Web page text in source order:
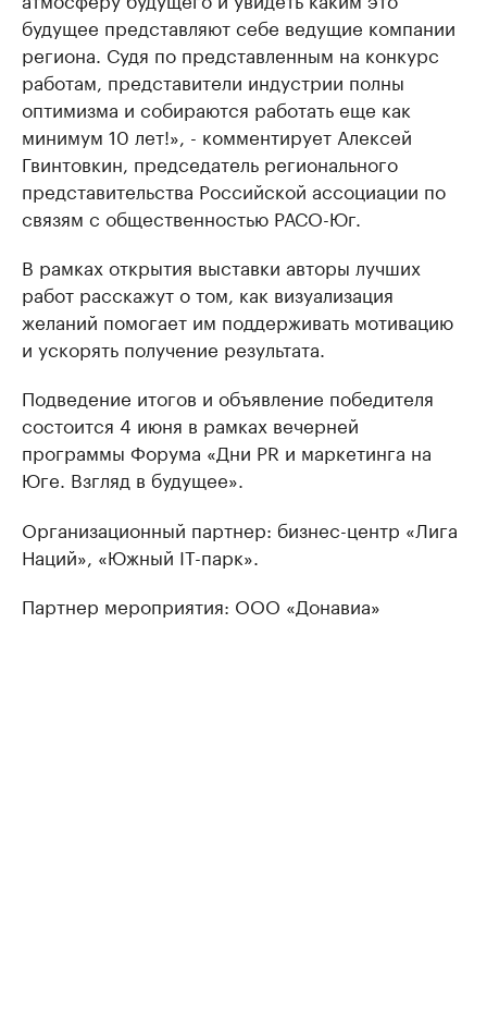
будущее представляют себе ведущие компании
региона. Судя по представленным на конкурс
работам, представители индустрии полны
оптимизма и собираются работать еще как
минимум 10 лет!», - комментирует Алексей
Гвинтовкин, председатель регионального
представительства Российской ассоциации по
связям с общественностью РАСО-Юг.
В рамках открытия выставки авторы лучших
работ расскажут о том, как визуализация
желаний помогает им поддерживать мотивацию
и ускорять получение результата.
Подведение итогов и объявление победителя
состоится 4 июня в рамках вечерней
программы Форума «Дни PR и маркетинга на
Юге. Взгляд в будущее».
Организационный партнер: бизнес-центр «Лига
Наций», «Южный IT-парк».
Партнер мероприятия: ООО «Донавиа»